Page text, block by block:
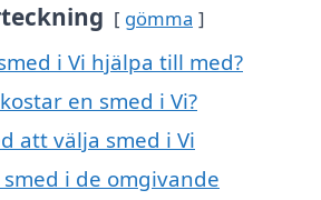
gömma
i Vi hjälpa till med?
en smed i Vi?
att välja smed i Vi
i de omgivande